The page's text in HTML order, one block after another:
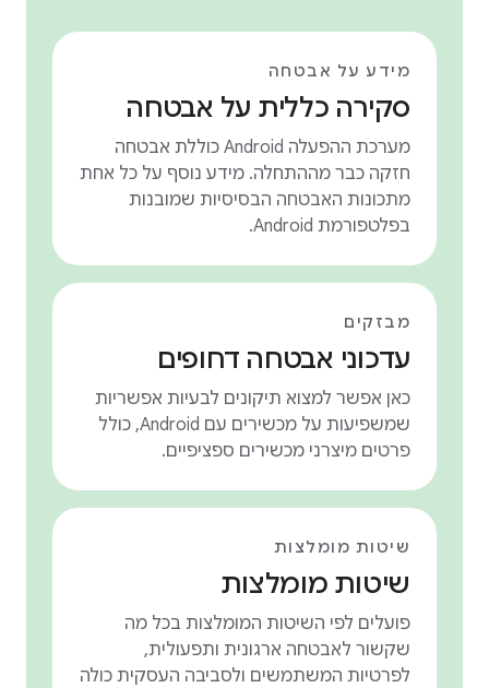
מידע על אבטחה
סקירה כללית על אבטחה
מערכת ההפעלה Android כוללת אבטחה
חזקה כבר מההתחלה. מידע נוסף על כל אחת
מתכונות האבטחה הבסיסיות שמובנות
בפלטפורמת Android.
מבזקים
עדכוני אבטחה דחופים
כאן אפשר למצוא תיקונים לבעיות אפשריות
שמשפיעות על מכשירים עם Android, כולל
פרטים מיצרני מכשירים ספציפיים.
שיטות מומלצות
שיטות מומלצות
פועלים לפי השיטות המומלצות בכל מה
שקשור לאבטחה ארגונית ותפעולית,
לפרטיות המשתמשים ולסביבה העסקית כולה